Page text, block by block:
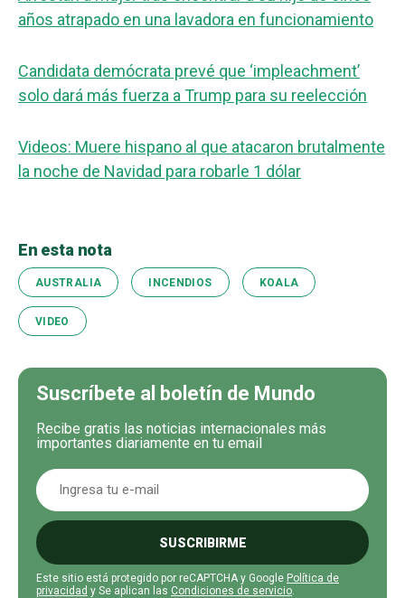
años atrapado en una lavadora en funcionamiento
Candidata demócrata prevé que ‘impleachment’
solo dará más fuerza a Trump para su reelección
Videos: Muere hispano al que atacaron brutalmente
la noche de Navidad para robarle 1 dólar
En esta nota
AUSTRALIA INCENDIOS KOALA
VIDEO
Suscríbete al boletín de Mundo
Recibe gratis las noticias internacionales más
importantes diariamente en tu email
SUSCRIBIRME
Este sitio está protegido por reCAPTCHA y Google Política de
privacidad y Se aplican las Condiciones de servicio.